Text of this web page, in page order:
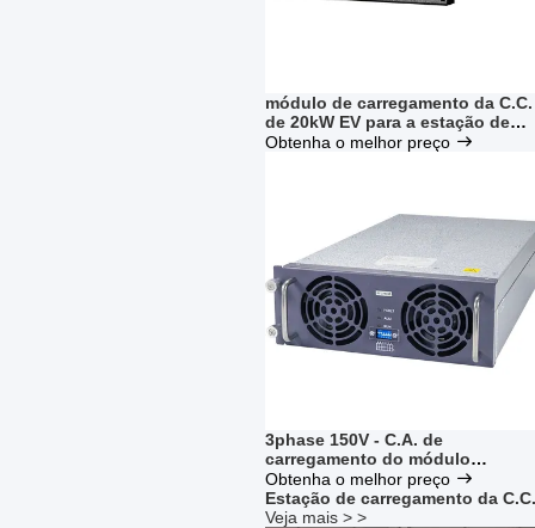
módulo de carregamento da C.C.
de 20kW EV para a estação de
carregamento rápida
Obtenha o melhor preço
3phase 150V - C.A. de
carregamento do módulo
IEC62196-3 Stardard de 550V EV
ao tipo da C.C.
Obtenha o melhor preço
Estação de carregamento da
Veja mais > >